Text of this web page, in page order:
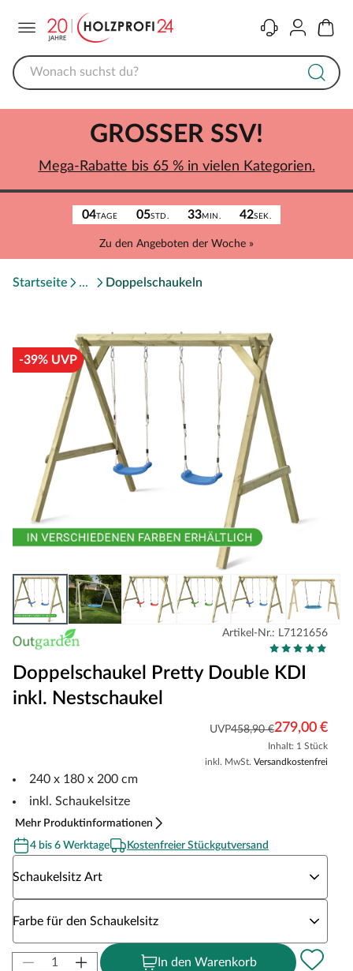
KontaktKonto
04TAGE 05STD. 33MIN. 42SEK.
Zu den Angeboten der Woche »
GROSSER SSV!
Mega-Rabatte bis 65 % in vielen Kategorien.
Startseite Doppelschaukeln
-39% UVP
Artikel-Nr.: L7121656
Doppelschaukel Pretty Double KDI
inkl. Nestschaukel
UVP458,90 €279,00 €
Inhalt: 1 Stück
inkl. MwSt. Versandkostenfrei
240 x 180 x 200 cm
inkl. Schaukelsitze
Mehr Produktinformationen
4 bis 6 Werktage
Kostenfreier Stückgutversand
Schaukelsitz Art
Farbe für den Schaukelsitz
In den Warenkorb